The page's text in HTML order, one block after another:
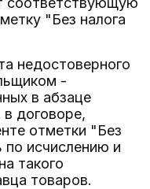
"Без налога
недостоверного
-
в абзаце
договоре,
отметки "Без
исчислению и
такого
товаров.